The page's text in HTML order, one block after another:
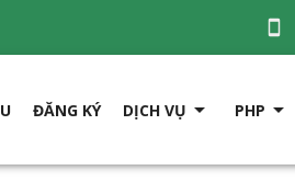

ĐĂNG KÝ DỊCH VỤ  PHP 